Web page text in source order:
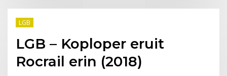
LGB
LGB – Koploper eruit
Rocrail erin (2018)